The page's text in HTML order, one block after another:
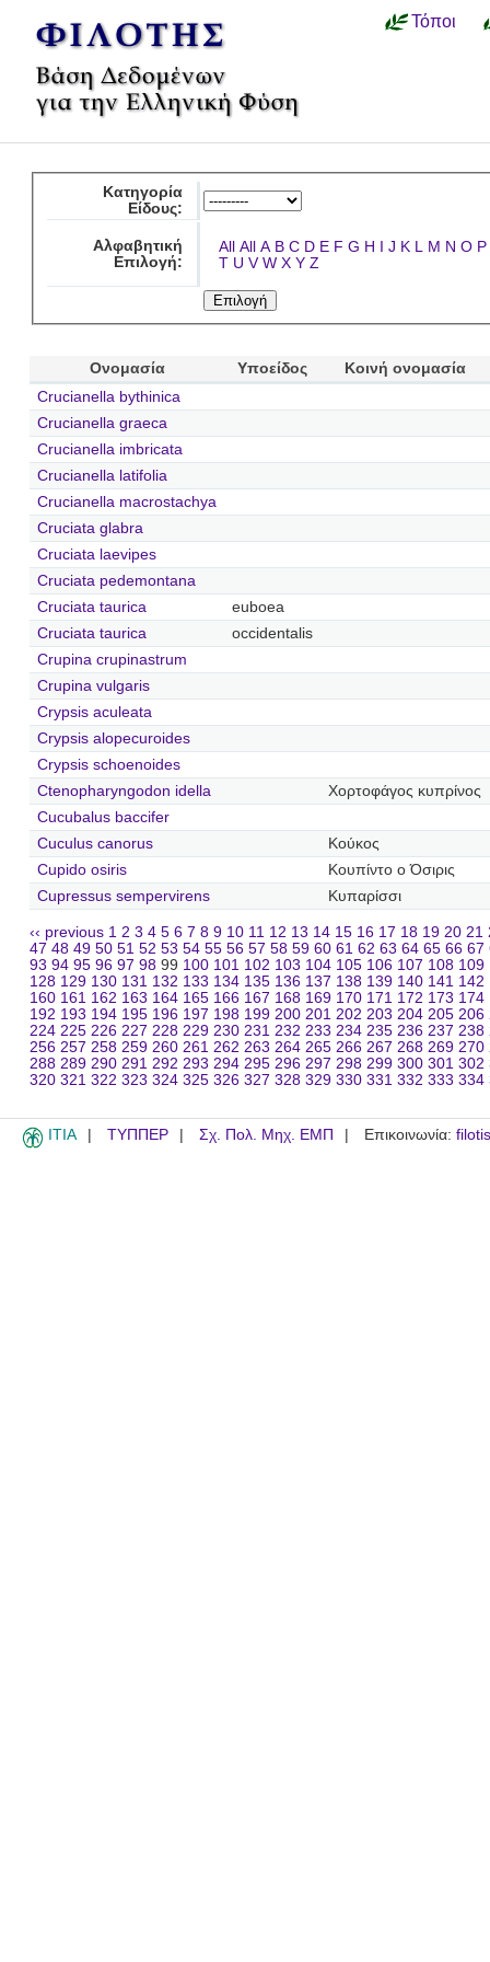
Τόποι
Κατηγορία
Είδους:
Αλφαβητική
Επιλογή:
All All A B C D E F G H I J K L M N O P
T U V W X Y Z
Ονομασία Υποείδος
Κοινή ονομασία
Crucianella bythinica
Crucianella graeca
Crucianella imbricata
Crucianella latifolia
Crucianella macrostachya
Cruciata glabra
Cruciata laevipes
Cruciata pedemontana
Cruciata taurica
euboea
Cruciata taurica
occidentalis
Crupina crupinastrum
Crupina vulgaris
Crypsis aculeata
Crypsis alopecuroides
Crypsis schoenoides
Ctenopharyngodon idella
Χορτοφάγος κυπρίνος
Cucubalus baccifer
Cuculus canorus
Κούκος
Cupido osiris
Κουπίντο ο Όσιρις
Cupressus sempervirens
Κυπαρίσσι
‹‹ previous 1 2 3 4 5 6 7 8 9 10 11 12 13 14 15 16 17 18 19 20 21
47 48 49 50 51 52 53 54 55 56 57 58 59 60 61 62 63 64 65 66 67
93 94 95 96 97 98 99 100 101 102 103 104 105 106 107 108 109
128 129 130 131 132 133 134 135 136 137 138 139 140 141 142
160 161 162 163 164 165 166 167 168 169 170 171 172 173 174
192 193 194 195 196 197 198 199 200 201 202 203 204 205 206
224 225 226 227 228 229 230 231 232 233 234 235 236 237 238
256 257 258 259 260 261 262 263 264 265 266 267 268 269 270
288 289 290 291 292 293 294 295 296 297 298 299 300 301 302
320 321 322 323 324 325 326 327 328 329 330 331 332 333 334
ITIA ΤΥΠΠΕΡ Σχ. Πολ. Μηχ. ΕΜΠ Επικοινωνία: